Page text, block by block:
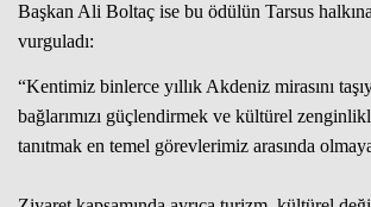
Başkan Ali Boltaç ise bu ödülün Tarsus
vurguladı:
“Kentimiz binlerce yıllık Akdeniz mirasını
bağlarımızı güçlendirmek ve kültürel
tanıtmak en temel görevlerimiz arasında